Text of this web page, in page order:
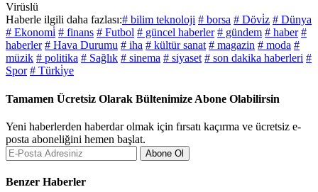
Virüslü
Haberle ilgili daha fazlası:# bilim teknoloji # borsa # Dövi̇z # Dünya
# Ekonomi̇ # finans # Futbol # güncel haberler # gündem # haber #
haberler # Hava Durumu # iha # kültür sanat # magazin # moda #
müzik # politika # Sağlık # sinema # siyaset # son dakika haberleri #
Spor # Türki̇ye
Tamamen Ücretsiz Olarak Bültenimize Abone Olabilirsin
Yeni haberlerden haberdar olmak için fırsatı kaçırma ve ücretsiz e-
posta aboneliğini hemen başlat.
Abone Ol
Benzer Haberler